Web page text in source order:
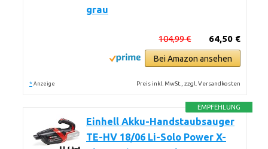
grau
64,50 €
104,99 €
Bei Amazon ansehen
* Anzeige Preis inkl. MwSt., zzgl. Versandkosten
EMPFEHLUNG
Einhell Akku-Handstaubsauger
TE-HV 18/06 Li-Solo Power X-